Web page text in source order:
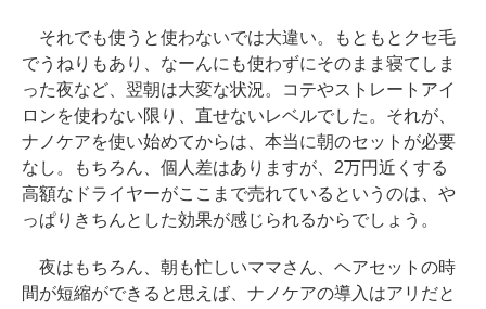
それでも使うと使わないでは大違い。もともとクセ毛
でうねりもあり、なーんにも使わずにそのまま寝てしま
った夜など、翌朝は大変な状況。コテやストレートアイ
ロンを使わない限り、直せないレベルでした。それが、
ナノケアを使い始めてからは、本当に朝のセットが必要
なし。もちろん、個人差はありますが、2万円近くする
高額なドライヤーがここまで売れているというのは、や
っぱりきちんとした効果が感じられるからでしょう。
夜はもちろん、朝も忙しいママさん、ヘアセットの時
間が短縮ができると思えば、ナノケアの導入はアリだと